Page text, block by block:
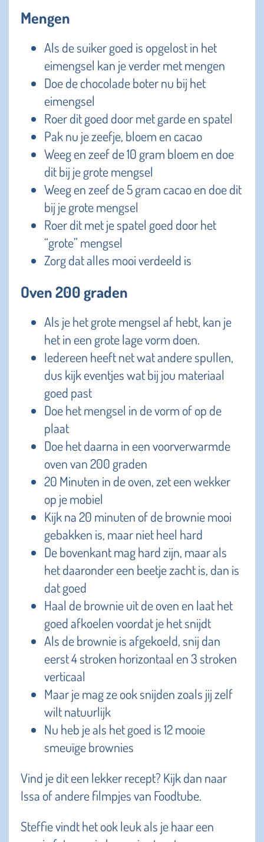
Mengen
Als de suiker goed is opgelost in het
eimengsel kan je verder met mengen
Doe de chocolade boter nu bij het
eimengsel
Roer dit goed door met garde en spatel
Pak nu je zeefje, bloem en cacao
Weeg en zeef de 10 gram bloem en doe
dit bij je grote mengsel
Weeg en zeef de 5 gram cacao en doe dit
bij je grote mengsel
Roer dit met je spatel goed door het
“grote” mengsel
Zorg dat alles mooi verdeeld is
Oven 200 graden
Als je het grote mengsel af hebt, kan je
het in een grote lage vorm doen.
Iedereen heeft net wat andere spullen,
dus kijk eventjes wat bij jou materiaal
goed past
Doe het mengsel in de vorm of op de
plaat
Doe het daarna in een voorverwarmde
oven van 200 graden
20 Minuten in de oven, zet een wekker
op je mobiel
Kijk na 20 minuten of de brownie mooi
gebakken is, maar niet heel hard
De bovenkant mag hard zijn, maar als
het daaronder een beetje zacht is, dan is
dat goed
Haal de brownie uit de oven en laat het
goed afkoelen voordat je het snijdt
Als de brownie is afgekoeld, snij dan
eerst 4 stroken horizontaal en 3 stroken
verticaal
Maar je mag ze ook snijden zoals jij zelf
wilt natuurlijk
Nu heb je als het goed is 12 mooie
smeuïge brownies
Vind je dit een lekker recept? Kijk dan naar
Issa of andere filmpjes van Foodtube.
Steffie vindt het ook leuk als je haar een